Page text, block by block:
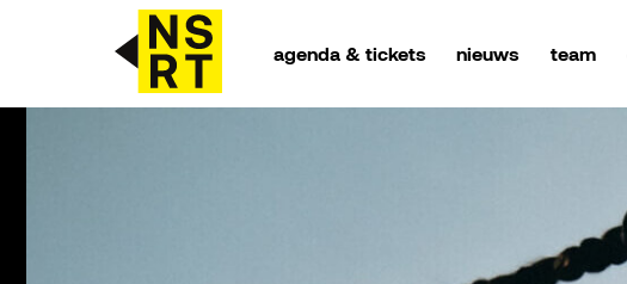
agenda & tickets nieuws team